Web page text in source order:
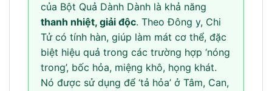
của Bột Quả Dành Dành là khả năng
thanh nhiệt, giải độc. Theo Đông y, Chi
Tử có tính hàn, giúp làm mát cơ thể, đặc
biệt hiệu quả trong các trường hợp ‘nóng
trong’, bốc hỏa, miệng khô, họng khát.
Nó được sử dụng để ‘tả hỏa’ ở Tâm, Can,